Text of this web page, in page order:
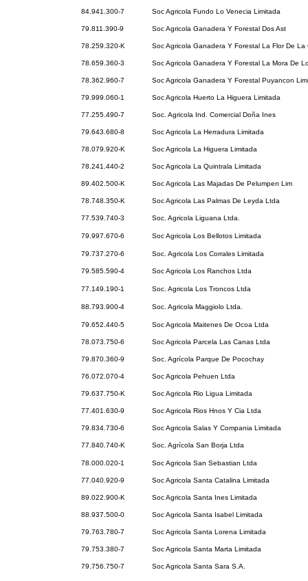
84.941.300-7 Soc Agricola Fundo Lo Venecia Limitada
79.811.390-9 Soc Agricola Ganadera Y Forestal Dos Ast
78.259.320-K Soc Agricola Ganadera Y Forestal La Flor De La
78.659.360-3 Soc Agricola Ganadera Y Forestal La Mora De
78.362.960-7 Soc Agricola Ganadera Y Forestal Puyancon
79.999.060-1 Soc Agricola Huerto La Higuera Limitada
77.255.490-7 Soc. Agricola Ind. Comercial Doña Ines
79.643.680-8 Soc Agricola La Herradura Limitada
78.079.920-K Soc Agricola La Higuera Limitada
78.241.440-2 Soc Agricola La Quintrala Limitada
89.402.500-K Soc Agricola Las Majadas De Pelumpen Lim
78.748.350-K Soc Agricola Las Palmas De Leyda Ltda
77.539.740-3 Soc. Agricola Liguana Ltda.
79.997.670-6 Soc Agricola Los Bellotos Limitada
79.737.270-6 Soc. Agricola Los Corrales Limitada
79.585.590-4 Soc Agricola Los Ranchos Ltda
77.149.190-1 Soc. Agricola Los Troncos Ltda
88.793.900-4 Soc. Agricola Maggiolo Ltda.
79.652.440-5 Soc Agricola Maitenes De Ocoa Ltda
78.073.750-6 Soc Agricola Parcela Las Canas Ltda
79.870.360-9 Soc. Agrícola Parque De Pocochay
76.072.070-4 Soc Agricola Pehuen Ltda
79.637.750-K Soc Agricola Rio Ligua Limitada
77.401.630-9 Soc Agricola Rios Hnos Y Cia Ltda
79.834.730-6 Soc Agricola Salas Y Compania Limitada
77.840.740-K Soc. Agrícola San Borja Ltda
78.000.020-1 Soc Agricola San Sebastian Ltda
77.040.920-9 Soc Agricola Santa Catalina Limitada
89.022.900-K Soc Agricola Santa Ines Limitada
88.937.500-0 Soc Agricola Santa Isabel Limitada
79.763.780-7 Soc Agricola Santa Lorena Limitada
79.753.380-7 Soc Agricola Santa Marta Limitada
79.756.750-7 Soc Agricola Santa Sara S.A.